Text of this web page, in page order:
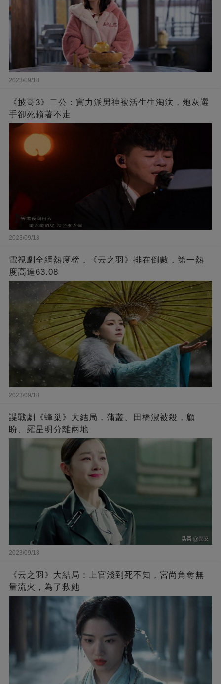
2023/09/18
《披哥3》二公：實力派男神被活生生淘汰，炮灰選
手卻死賴著不走
2023/09/18
電視劇全網熱度榜，《云之羽》排在倒數，第一熱
度高達63.08
2023/09/18
諜戰劇《蜂巢》大結局，蒲叢、田橋潔被殺，顧
盼、羅星明分離兩地
2023/09/18
《云之羽》大結局：上官淺到死不知，宮尚角奪無
量流火，為了救她